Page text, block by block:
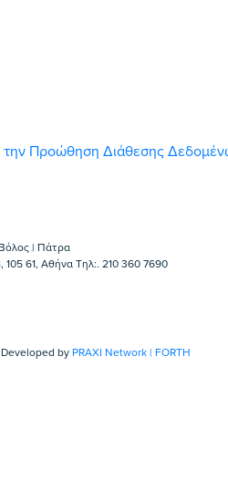
Προώθηση Διάθεσης
| Πάτρα
105 61, Αθήνα Τηλ:. 210 360 7690
Developed by PRAXI Network | FORTH